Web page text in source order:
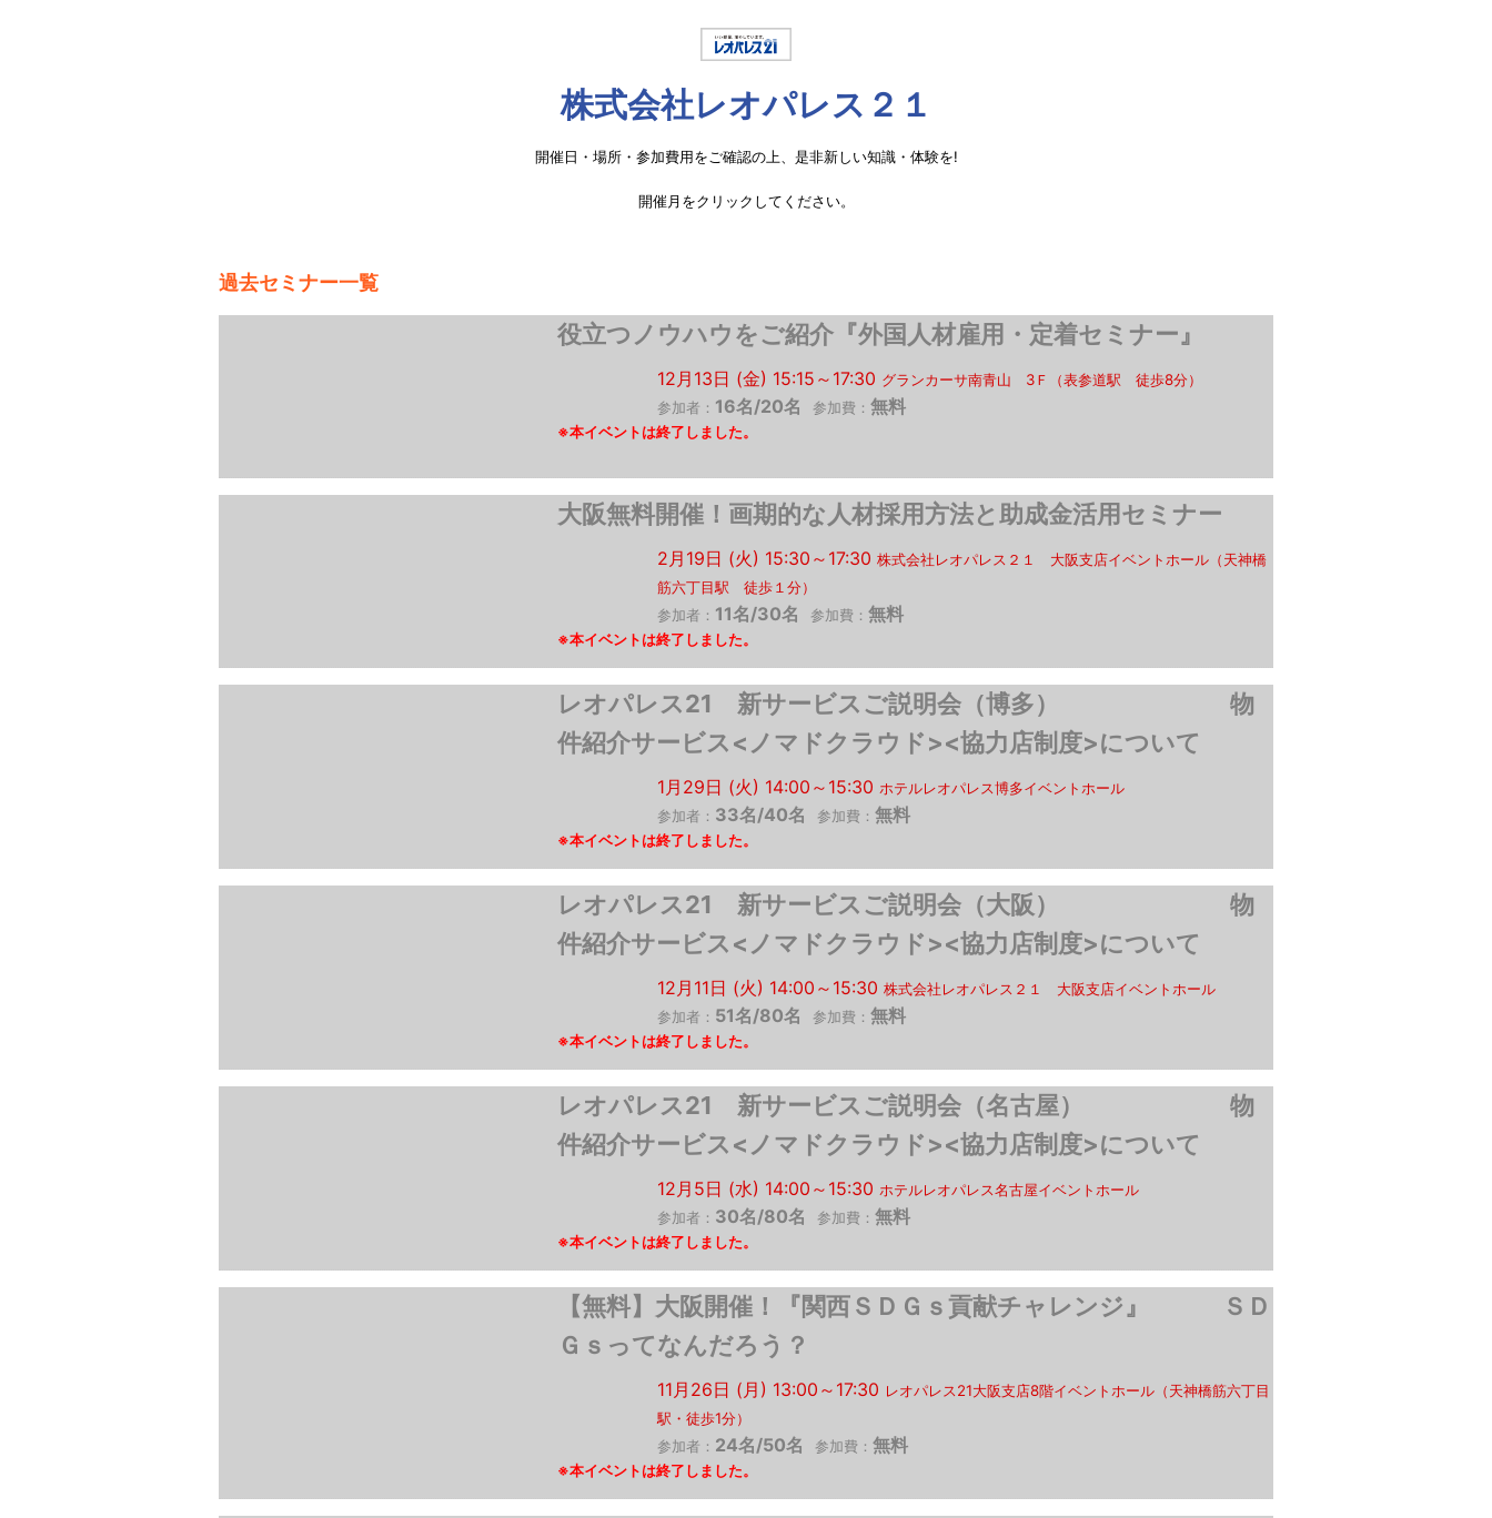
株式会社レオパレス２１
開催日・場所・参加費用をご確認の上、是非新しい知識・体験を!
開催月をクリックしてください。
過去セミナー一覧
役立つノウハウをご紹介『外国人材雇用・定着セミナー』
12月13日 (金) 15:15～17:30 グランカーサ南青山 3Ｆ（表参道駅 徒歩8分）
参加者： 16名/20名 参加費： 無料
大阪無料開催！画期的な人材採用方法と助成金活用セミナー
2月19日 (火) 15:30～17:30 株式会社レオパレス２１ 大阪支店イベントホール（天神橋
筋六丁目駅 徒歩１分）
参加者： 11名/30名 参加費： 無料
レオパレス21 新サービスご説明会（博多） 物
件紹介サービス<ノマドクラウド><協力店制度>について
1月29日 (火) 14:00～15:30 ホテルレオパレス博多イベントホール
参加者： 33名/40名 参加費： 無料
レオパレス21 新サービスご説明会（大阪） 物
件紹介サービス<ノマドクラウド><協力店制度>について
12月11日 (火) 14:00～15:30 株式会社レオパレス２１ 大阪支店イベントホール
参加者： 51名/80名 参加費： 無料
レオパレス21 新サービスご説明会（名古屋） 物
件紹介サービス<ノマドクラウド><協力店制度>について
12月5日 (水) 14:00～15:30 ホテルレオパレス名古屋イベントホール
参加者： 30名/80名 参加費： 無料
【無料】大阪開催！『関西ＳＤＧｓ貢献チャレンジ』 ＳＤ
Ｇｓってなんだろう？
11月26日 (月) 13:00～17:30 レオパレス21大阪支店8階イベントホール（天神橋筋六丁目
駅・徒歩1分）
参加者： 24名/50名 参加費： 無料